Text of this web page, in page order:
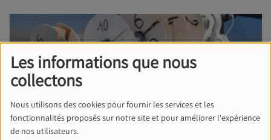
Les informations que nous
collectons
Nous utilisons des cookies pour fournir les services et les
fonctionnalités proposés sur notre site et pour améliorer l'expérience
de nos utilisateurs.